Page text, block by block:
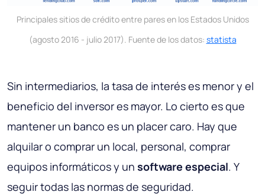
Principales sitios de crédito entre pares en los Estados Unidos
(agosto 2016 - julio 2017). Fuente de los datos: statista
Sin intermediarios, la tasa de interés es menor y el
beneficio del inversor es mayor. Lo cierto es que
mantener un banco es un placer caro. Hay que
alquilar o comprar un local, personal, comprar
equipos informáticos y un software especial. Y
seguir todas las normas de seguridad.